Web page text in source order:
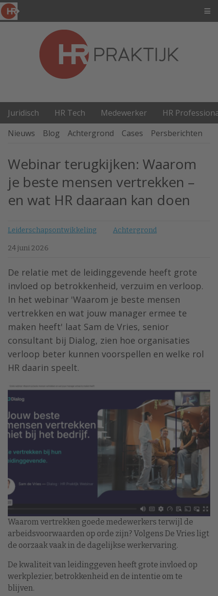
Juridisch HR Tech Medewerker
HR
Nieuws
Blog Achtergrond Cases Persberichten
Webinar terugkijken: Waarom
je beste mensen vertrekken –
en wat HR daaraan kan doen
Leiderschapsontwikkeling Achtergrond
24 juni 2026
De relatie met de leidinggevende heeft grote
invloed op betrokkenheid, verzuim en verloop.
In het webinar 'Waarom je beste mensen
vertrekken en wat jouw manager ermee te
maken heeft' laat Sam de Vries, senior
consultant bij Dialog, zien hoe organisaties
verloop beter kunnen voorspellen en welke rol
HR daarin speelt.
Waarom vertrekken goede medewerkers terwijl de
arbeidsvoorwaarden op orde zijn? Volgens De Vries ligt
de oorzaak vaak in de dagelijkse werkervaring.
De kwaliteit van leidinggeven heeft grote invloed op
werkplezier, betrokkenheid en de intentie om te
blijven.